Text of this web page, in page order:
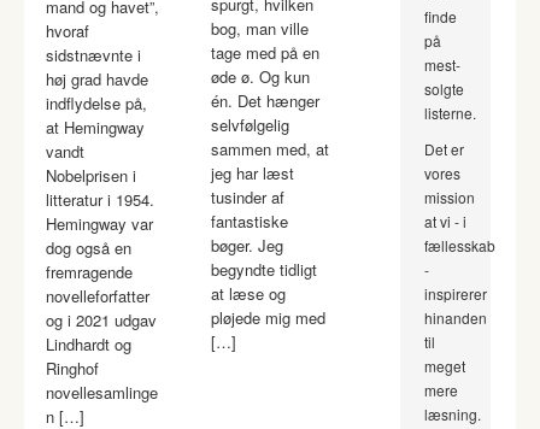
mand og havet”,
hvoraf
sidstnævnte i
høj grad havde
indflydelse på,
at Hemingway
vandt
Nobelprisen i
litteratur i 1954.
Hemingway var
dog også en
fremragende
novelleforfatter
og i 2021 udgav
Lindhardt og
Ringhof
novellesamlinge
n […]
bog, man ville
tage med på en
øde ø. Og kun
én. Det hænger
selvfølgelig
sammen med, at
jeg har læst
tusinder af
fantastiske
bøger. Jeg
begyndte tidligt
at læse og
pløjede mig med
[…]
finde
på
mest-
solgte
listerne.
Det er
vores
mission
at vi - i
fællesskab
-
inspirerer
hinanden
til
meget
mere
læsning.